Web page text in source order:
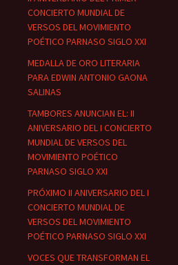
CONCIERTO MUNDIAL DE
VERSOS DEL MOVIMIENTO
POÉTICO PARNASO SIGLO XXI
MEDALLA DE ORO LITERARIA
PARA EDWIN ANTONIO GAONA
SALINAS
TAMBORES ANUNCIAN EL: II
ANIVERSARIO DEL I CONCIERTO
MUNDIAL DE VERSOS DEL
MOVIMIENTO POÉTICO
PARNASO SIGLO XXI
PRÓXIMO II ANIVERSARIO DEL I
CONCIERTO MUNDIAL DE
VERSOS DEL MOVIMIENTO
POÉTICO PARNASO SIGLO XXI
VOCES QUE TRANSFORMAN EL